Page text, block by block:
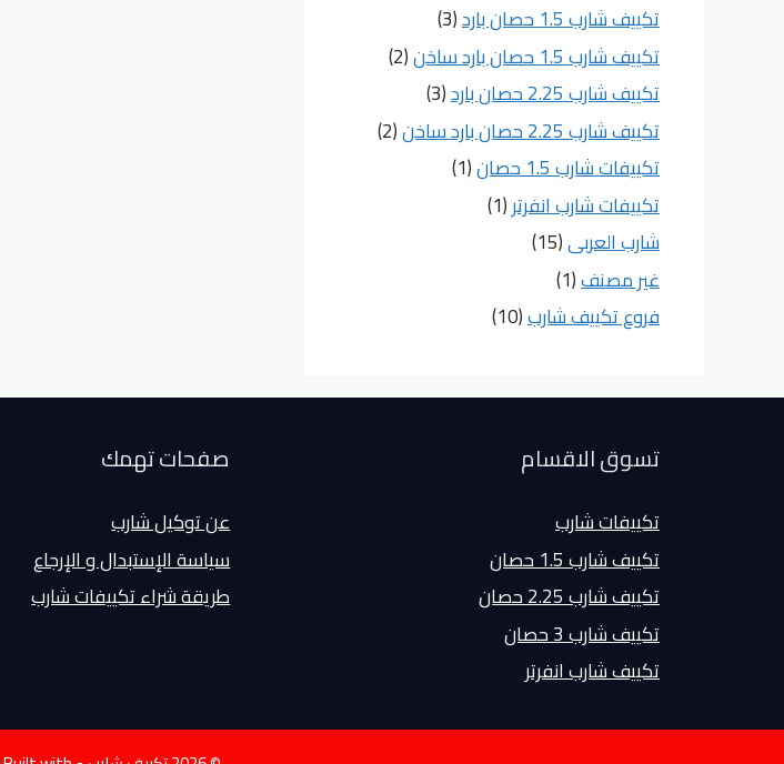
تكييف شارب 1.5 حصان بارد
(3)
تكييف شارب 1.5 حصان بارد ساخن
(2)
تكييف شارب 2.25 حصان بارد
(3)
تكييف شارب 2.25 حصان بارد ساخن
(2)
تكييفات شارب 1.5 حصان
(1)
تكييفات شارب انفرتر(1)
شارب العربى(15)
غير مصنف(1)
فروع تكييف شارب(10)
تسوق الاقسام
تكييفات شارب
تكييف شارب 1.5 حصان
تكييف شارب 2.25 حصان
تكييف شارب 3 حصان
تكييف شارب انفرتر
صفحات تهمك
عن توكيل شارب
سياسة الإستبدال و الإرجاع
طريقة شراء تكييفات شارب